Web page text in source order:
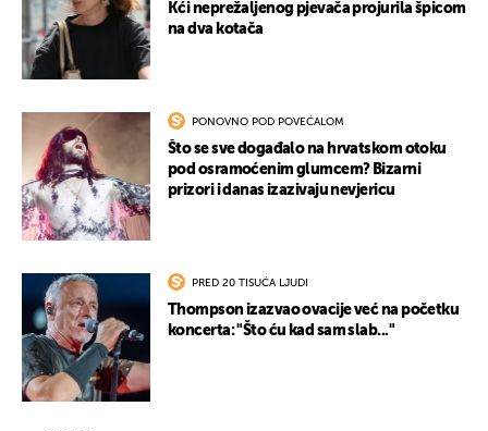
Kći neprežaljenog pjevača projurila špicom
na dva kotača
PONOVNO POD POVEĆALOM
Što se sve događalo na hrvatskom otoku
pod osramoćenim glumcem? Bizarni
prizori i danas izazivaju nevjericu
PRED 20 TISUĆA LJUDI
Thompson izazvao ovacije već na početku
koncerta: "Što ću kad sam slab..."